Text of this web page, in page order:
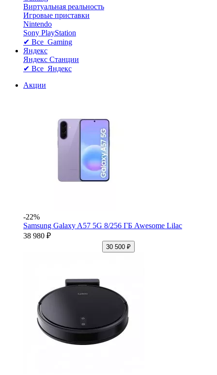
Виртуальная реальность
Игровые приставки
Nintendo
Sony PlayStation
✔ Все Gaming
Яндекс
Яндекс Станции
✔ Все Яндекс
Акции
-22%
Samsung Galaxy A57 5G 8/256 ГБ Awesome Lilac
38 980 ₽
30 500 ₽